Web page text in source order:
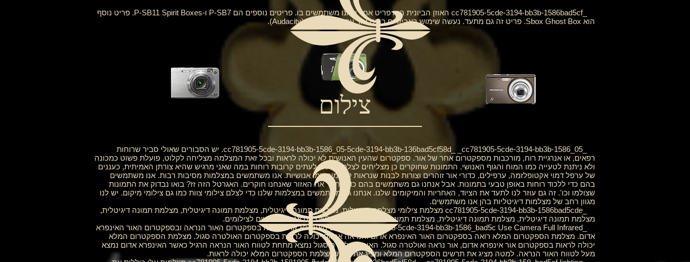
_cc781905-5cde-3194-bb3b-1586bad5cf האוזן הביונית היא פריט אחד שאנו משתמשים בו. פריטים נוספים הם P-SB7 ו-P-SB11 Spirit Boxes. פריט נוסף
הוא Sbox Ghost Box. פריט זה גם מתעד. נעשה שימוש באביזרים רבים יחד עם תוכנת אודיו (Audacity).
צילום
_cc781905-5cde-3194-bb3b-1586_05-5cde-3194-bb3b-136bad5cf58d_ _cc781905-5cde-3194-bb3b-1586_05. יש הסבורים שאולי סביר שרוחות
רפאים, או אנרגיית רוח, מורכבות מספקטרום אחר של אור. ספקטרום שהעין האנושית לא יכולה לראות ובכל זאת המצלמה מצליחה לקלוט, פועלת פשוט כמכונה
ולא ניתנת לטעייה כמו המוח והגוף האנושי. התמונות שחוקרים כן מצליחים לצלם מראים לעתים קרובות רוחות במה שאני מרגיש שהיא צורתן האמיתית, כעננים
של ערפל דמוי אקטופלזמה, ערפילים, כדורי אור זוהרים וצורות לבנות שנראות לפעמים כמו אנושיות. אנו משתמשים במצלמות מסיבות רבות. אנו משתמשים
בהם כדי ללכוד רוחות באופן טבעי בתמונות. אבל אנחנו גם משתמשים בהם כדי לתעד את האזור שאנחנו חוקרים. האגרטל הזה זז? בואו נבדוק את התמונות
שצולמו וכו'. זה גם עוזר לנו לתעד את הציוד, האחריות והמיקומים שלנו. אנחנו גם משתמשים במצלמות שלנו כדי לצלם צילומי צוות כמו גם צילומי מיקום. יש לנו
מגוון רחב של מצלמות דיגיטליות בהן אנו משתמשים.
_cc781905-5cde-3194-bb3b-1586bad5cde מצלמת צילומי מצלמה דיגיטלית, מצלמת תמונה דיגיטלית, מצלמת תמונה דיגיטלית, מצלמת תמונה דיגיטלית,
מצלמת תמונה דיגיטלית, מצלמת תמונה דיגיטלית, מצלמת תמונה דיגיטלית. מצלמת D60 בה אנו משתמשים לצילומים.
_cc781905-5cde-3194-bb3b-1586_bad5c Use Camera Full Infrared ו-DVD5C האינפרא אדום רואה בספקטרום האור הנראה ובספקטרום האור האינפרא
אדום. מצלמת הספקטרום המלא רואה בספקטרום האור האינפרא אדום והנראה אך גם יכולה לראות בספקטרום האולטרה סגול. מצלמת הספקטרום המלא
יכולה לראות בספקטרום אור אינפרא אדום, אור נראה ואולטרה סגול. האור האולטרה סגול נמצא מתחת לטווח האור הנראה הרגיל כאשר האינפרא אדום נמצא
מעל לטווח האור הנראה. למטה מציג את תרשים הספקטרום המלא ומציג את מה שמצלמת הספקטרום המלא יכולה לראות.